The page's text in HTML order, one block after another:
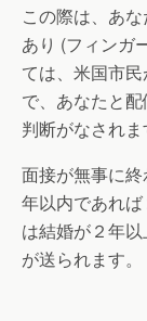
この際は、あ
あり (フィンガ
ては、米国市
で、あなたと
判断がなされま
面接が無事に
年以内であれ
は結婚が２年
が送られます。